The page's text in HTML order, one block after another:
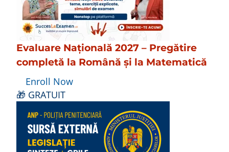
Evaluare Națională 2027 – Pregătire
completă la Română și la Matematică
Enroll Now
🎁 GRATUIT